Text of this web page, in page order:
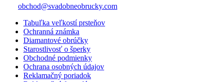
obchod@svadobneobrucky.com
Tabuľka veľkostí prsteňov
Ochranná známka
Diamantové obrúčky
Starostlivosť o šperky
Obchodné podmienky
Ochrana osobných údajov
Reklamačný poriadok